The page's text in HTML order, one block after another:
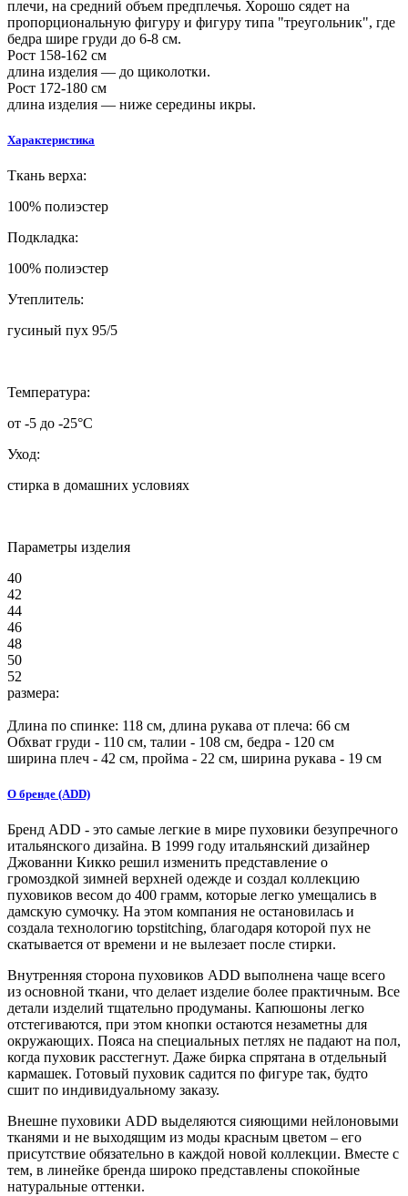
плечи, на средний объем предплечья. Хорошо сядет на
пропорциональную фигуру и фигуру типа "треугольник", где
бедра шире груди до 6-8 см.
Рост 158-162 см
длина изделия — до щиколотки.
Рост 172-180 см
длина изделия — ниже середины икры.
Характеристика
Ткань верха:
100% полиэстер
Подкладка:
100% полиэстер
Утеплитель:
гусиный пух 95/5
Температура:
от -5 до -25°C
Уход:
стирка в домашних условиях
Параметры изделия
40
42
44
46
48
50
52
размера:
Длина по спинке: 118 см, длина рукава от плеча: 66 см
Обхват груди - 110 см, талии - 108 см, бедра - 120 см
ширина плеч - 42 см, пройма - 22 см, ширина рукава - 19 см
О бренде (ADD)
Бренд ADD - это самые легкие в мире пуховики безупречного
итальянского дизайна. В 1999 году итальянский дизайнер
Джованни Кикко решил изменить представление о
громоздкой зимней верхней одежде и создал коллекцию
пуховиков весом до 400 грамм, которые легко умещались в
дамскую сумочку. На этом компания не остановилась и
создала технологию topstitching, благодаря которой пух не
скатывается от времени и не вылезает после стирки.
Внутренняя сторона пуховиков ADD выполнена чаще всего
из основной ткани, что делает изделие более практичным. Все
детали изделий тщательно продуманы. Капюшоны легко
отстегиваются, при этом кнопки остаются незаметны для
окружающих. Пояса на специальных петлях не падают на пол,
когда пуховик расстегнут. Даже бирка спрятана в отдельный
кармашек. Готовый пуховик садится по фигуре так, будто
сшит по индивидуальному заказу.
Внешне пуховики ADD выделяются сияющими нейлоновыми
тканями и не выходящим из моды красным цветом – его
присутствие обязательно в каждой новой коллекции. Вместе с
тем, в линейке бренда широко представлены спокойные
натуральные оттенки.